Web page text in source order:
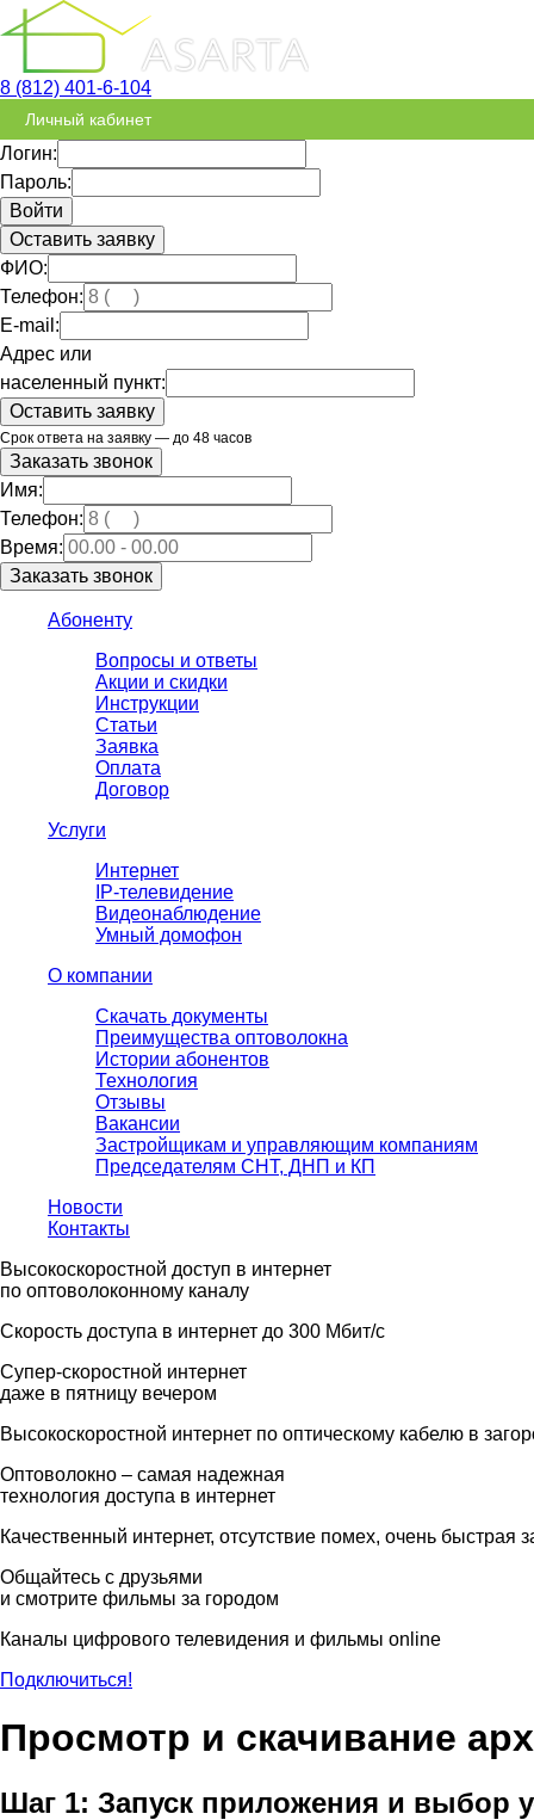
8 (812) 401-6-104
Личный кабинет
Логин:
Пароль:
Оставить заявку
ФИО:
Телефон:
E-mail:
Адрес или
населенный пункт:
Срок ответа на заявку — до 48 часов
Заказать звонок
Имя:
Телефон:
Время:
Абоненту
Вопросы и ответы
Акции и скидки
Инструкции
Статьи
Заявка
Оплата
Договор
Услуги
Интернет
IP-телевидение
Видеонаблюдение
Умный домофон
О компании
Скачать документы
Преимущества оптоволокна
Истории абонентов
Технология
Отзывы
Вакансии
Застройщикам и управляющим компаниям
Председателям СНТ, ДНП и КП
Новости
Контакты
Высокоскоростной доступ в интернет
по оптоволоконному каналу
Скорость доступа в интернет до 300 Мбит/с
Супер-скоростной интернет
даже в пятницу вечером
Высокоскоростной интернет по оптическому кабелю в
Оптоволокно – самая надежная
технология доступа в интернет
Качественный интернет, отсутствие помех, очень быстрая
Общайтесь с друзьями
и смотрите фильмы за городом
Каналы цифрового телевидения и фильмы online
Подключиться!
Просмотр и скачивание
Шаг 1: Запуск приложения и выбор